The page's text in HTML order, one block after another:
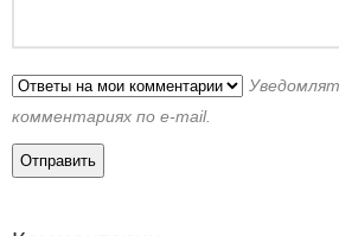
комментариях по e-mail.